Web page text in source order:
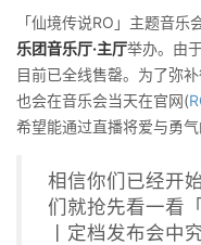
「仙境传说RO」主题音乐
乐团音乐厅·主厅举办。由
目前已全线售罄。为了弥
也会在音乐会当天在官网(
希望能通过直播将爱与勇
相信你们已经开
们就抢先看一看
丨定档发布会中